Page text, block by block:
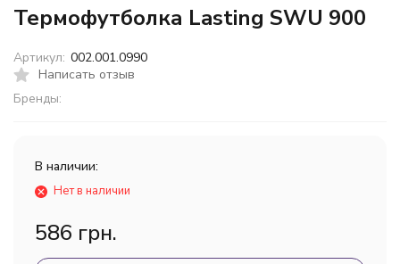
Термофутболка Lasting SWU 900
Написать отзыв
Бренды:
Артикул: 002.001.0990
В наличии:
Нет в наличии
586 грн.